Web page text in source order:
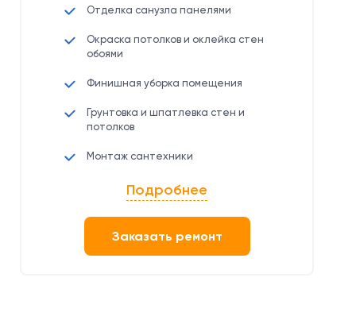
Отделка санузла панелями
Окраска потолков и оклейка стен
обоями
Финишная уборка помещения
Грунтовка и шпатлевка стен и
потолков
Монтаж сантехники
Подробнее
Заказать ремонт